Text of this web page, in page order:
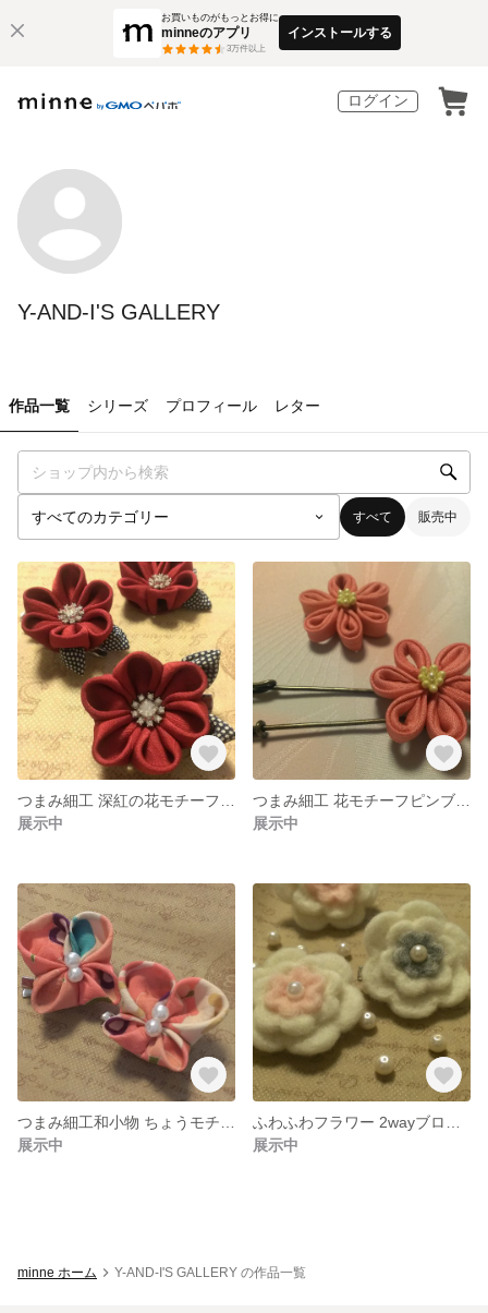
お買いものがもっとお得に
minneのアプリ
3万件以上
インストールする
ログイン
Y-AND-I'S GALLERY
作品一覧 シリーズ プロフィール レター
すべて 販売中
展示中
展示中
展示中
展示中
minne ホーム Y-AND-I'S GALLERY の作品一覧